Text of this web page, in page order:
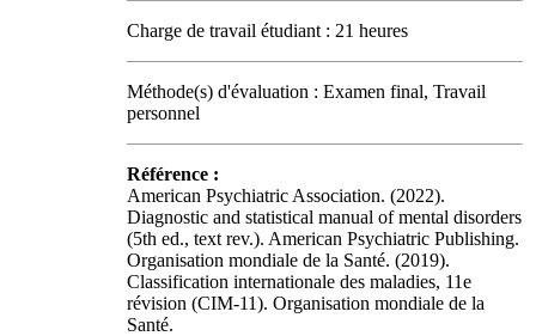
Charge de travail étudiant : 21 heures
Méthode(s) d'évaluation : Examen final, Travail
personnel
Référence :
American Psychiatric Association. (2022).
Diagnostic and statistical manual of mental disorders
(5th ed., text rev.). American Psychiatric Publishing.
Organisation mondiale de la Santé. (2019).
Classification internationale des maladies, 11e
révision (CIM-11). Organisation mondiale de la
Santé.